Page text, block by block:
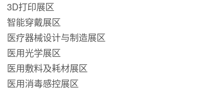
3D打印展区
智能穿戴展区
医疗器械设计与制造展区
医用光学展区
医用敷料及耗材展区
医用消毒感控展区